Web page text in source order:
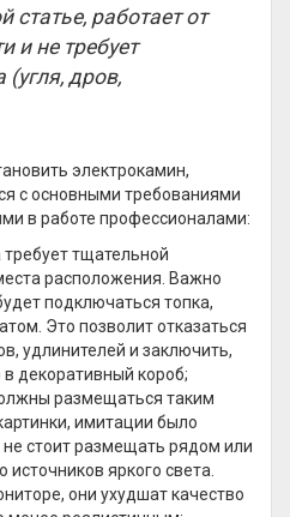
статье, работает от
и не требует
(угля, дров,
электрокамин,
с основными требованиями
в работе профессионалами:
тщательной
расположения. Важно
подключаться топка,
Это позволит отказаться
удлинителей и заключить,
декоративный короб;
размещаться таким
имитации было
стоит размещать рядом или
яркого света.
они ухудшат качество